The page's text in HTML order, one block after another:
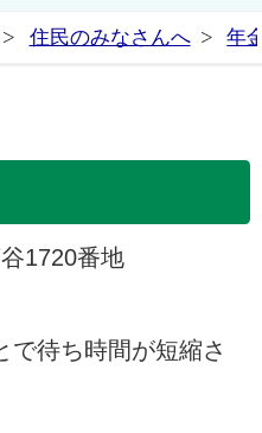
住民のみなさんへ 年
1720番地
待ち時間が短縮さ